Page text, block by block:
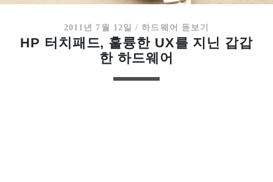
2011년 7월 12일 /하드웨어 돋보기
HP 터치패드, 훌륭한 UX를 지닌 갑갑
한 하드웨어